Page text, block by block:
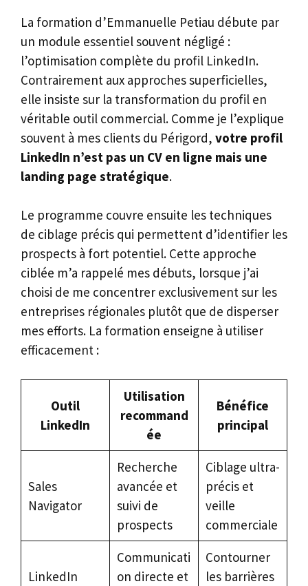
La formation d’Emmanuelle Petiau débute par
un module essentiel souvent négligé :
l’optimisation complète du profil LinkedIn.
Contrairement aux approches superficielles,
elle insiste sur la transformation du profil en
véritable outil commercial. Comme je l’explique
souvent à mes clients du Périgord, votre profil
LinkedIn n’est pas un CV en ligne mais une
landing page stratégique.
Le programme couvre ensuite les techniques
de ciblage précis qui permettent d’identifier les
prospects à fort potentiel. Cette approche
ciblée m’a rappelé mes débuts, lorsque j’ai
choisi de me concentrer exclusivement sur les
entreprises régionales plutôt que de disperser
mes efforts. La formation enseigne à utiliser
efficacement :
Outil
LinkedIn
Utilisation
recommand
ée
Bénéfice
principal
Sales
Navigator
Recherche
avancée et
suivi de
prospects
Ciblage ultra-
précis et
veille
commerciale
LinkedIn
Communicati
on directe et
Contourner
les barrières